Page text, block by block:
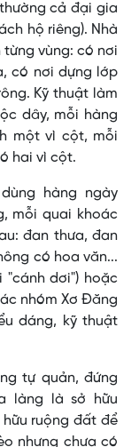
cả đại gia
hộ riêng). Nhà
vùng: có nơi
có nơi dựng lớp
Kỹ thuật làm
dây, mỗi hàng
một vì cột, mỗi
hai vì cột.
hàng ngày
mỗi quai khoác
đan thưa, đan
có hoa văn...
"cánh dơi") hoặc
nhóm Xơ Ðăng
dáng, kỹ thuật
tự quản, đứng
làng là sở hữu
ruộng đất để
nhưng chưa có